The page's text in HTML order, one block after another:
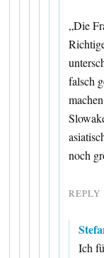
„Die
falsch
noch
REPLY
Ich